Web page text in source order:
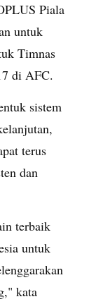
Piala
untuk
Timnas
di AFC.
sistem
terus
dan
terbaik
untuk
kata